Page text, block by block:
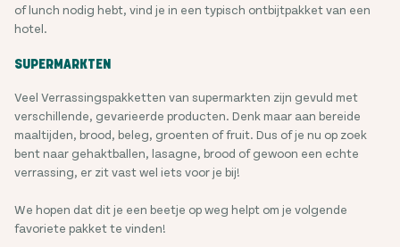
of lunch nodig hebt, vind je in een typisch ontbijtpakket van een
hotel.
SUPERMARKTEN
Veel Verrassingspakketten van supermarkten zijn gevuld met
verschillende, gevarieerde producten. Denk maar aan bereide
maaltijden, brood, beleg, groenten of fruit. Dus of je nu op zoek
bent naar gehaktballen, lasagne, brood of gewoon een echte
verrassing, er zit vast wel iets voor je bij!
We hopen dat dit je een beetje op weg helpt om je volgende
favoriete pakket te vinden!